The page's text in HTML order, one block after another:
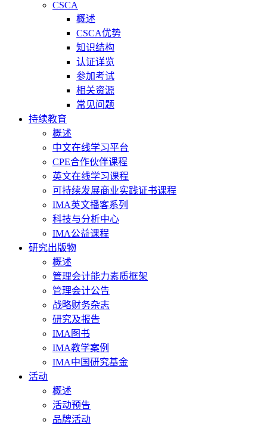
CSCA
概述
CSCA优势
知识结构
认证详览
参加考试
相关资源
常见问题
持续教育
概述
中文在线学习平台
CPE合作伙伴课程
英文在线学习课程
可持续发展商业实践证书课程
IMA英文播客系列
科技与分析中心
IMA公益课程
研究出版物
概述
管理会计能力素质框架
管理会计公告
战略财务杂志
研究及报告
IMA图书
IMA教学案例
IMA中国研究基金
活动
概述
活动预告
品牌活动